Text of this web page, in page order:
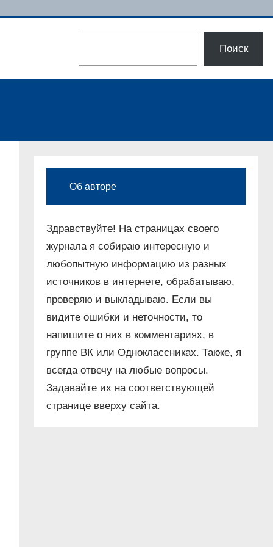
Поиск
Об авторе
Здравствуйте! На страницах своего
журнала я собираю интересную и
любопытную информацию из разных
источников в интернете, обрабатываю,
проверяю и выкладываю. Если вы
видите ошибки и неточности, то
напишите о них в комментариях, в
группе ВК или Одноклассниках. Также, я
всегда отвечу на любые вопросы.
Задавайте их на соответствующей
странице вверху сайта.